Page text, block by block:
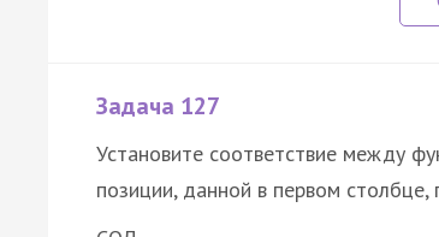
Задача 127
Установите соответствие между
позиции, данной в первом